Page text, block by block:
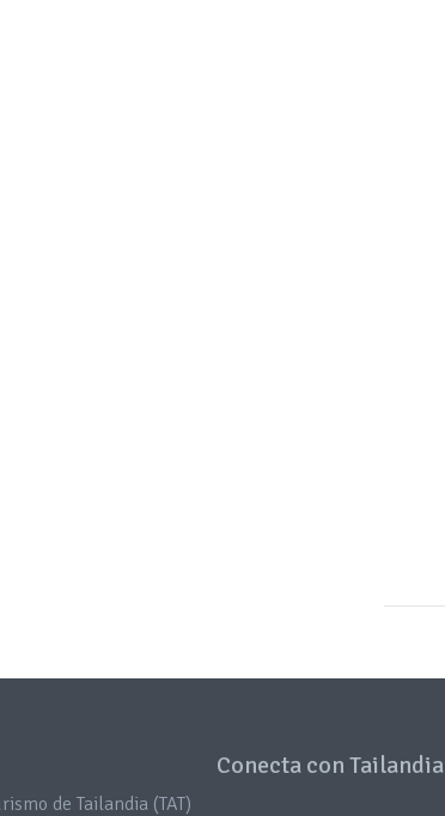
de Tailandia (TAT)
Conecta con Tailandia